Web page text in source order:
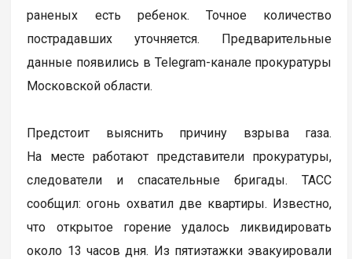
раненых есть ребенок. Точное количество
пострадавших уточняется. Предварительные
данные появились в Telegram-канале прокуратуры
Московской области.
Предстоит выяснить причину взрыва газа.
На месте работают представители прокуратуры,
следователи и спасательные бригады. ТАСС
сообщил: огонь охватил две квартиры. Известно,
что открытое горение удалось ликвидировать
около 13 часов дня. Из пятиэтажки эвакуировали